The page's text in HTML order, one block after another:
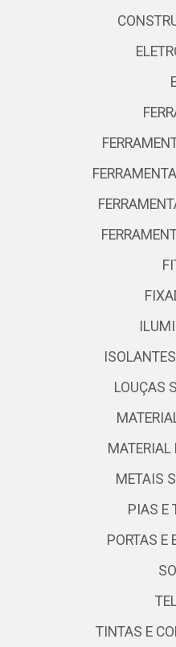
LOUÇAS
MATERIAL
METAIS
PIAS E
PORTAS E
TINTAS E